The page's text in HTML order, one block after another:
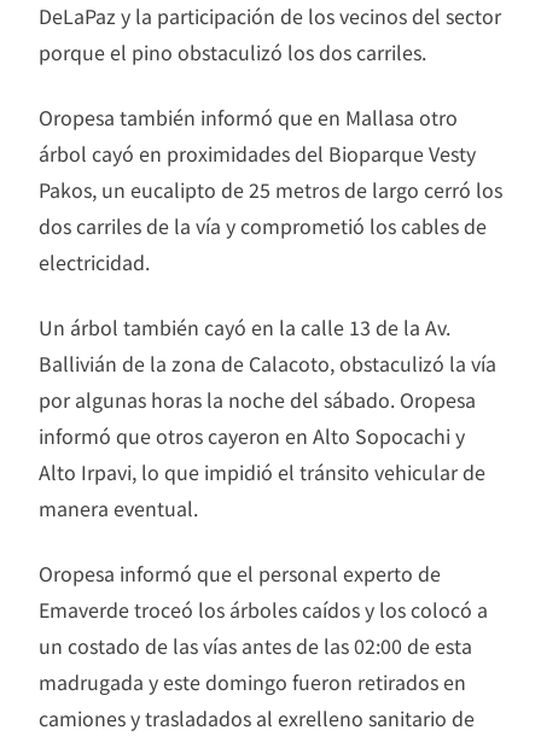
DeLaPaz y la participación de los vecinos del sector
porque el pino obstaculizó los dos carriles.
Oropesa también informó que en Mallasa otro
árbol cayó en proximidades del Bioparque Vesty
Pakos, un eucalipto de 25 metros de largo cerró los
dos carriles de la vía y comprometió los cables de
electricidad.
Un árbol también cayó en la calle 13 de la Av.
Ballivián de la zona de Calacoto, obstaculizó la vía
por algunas horas la noche del sábado. Oropesa
informó que otros cayeron en Alto Sopocachi y
Alto Irpavi, lo que impidió el tránsito vehicular de
manera eventual.
Oropesa informó que el personal experto de
Emaverde troceó los árboles caídos y los colocó a
un costado de las vías antes de las 02:00 de esta
madrugada y este domingo fueron retirados en
camiones y trasladados al exrelleno sanitario de